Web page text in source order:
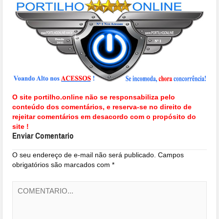
O site portilho.online não se responsabiliza pelo
conteúdo dos comentários, e reserva-se no direito de
rejeitar comentários em desacordo com o propósito do
site !
Enviar Comentario
O seu endereço de e-mail não será publicado. Campos
obrigatórios são marcados com*